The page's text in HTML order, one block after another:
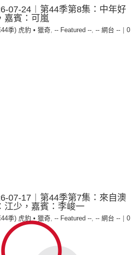
07-24︱第44季第8集：中年好
嘉賓：可嵐
季) 虎豹 • 獵奇, -- Featured --, -- 網台 --
0
07-17︱第44季第7集：來自澳
江少，嘉賓：李峻一
季) 虎豹 • 獵奇, -- Featured --, -- 網台 --
0